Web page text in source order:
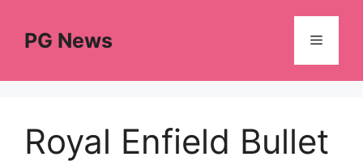
contentPG News Menu
Royal Enfield Bullet